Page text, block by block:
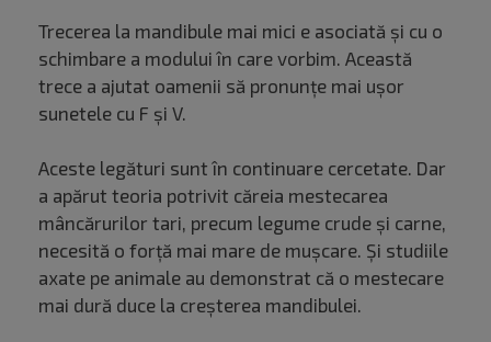
Trecerea la mandibule mai mici e asociată și cu o
schimbare a modului în care vorbim. Această
trece a ajutat oamenii să pronunțe mai ușor
sunetele cu F și V.
Aceste legături sunt în continuare cercetate. Dar
a apărut teoria potrivit căreia mestecarea
mâncărurilor tari, precum legume crude și carne,
necesită o forță mai mare de mușcare. Și studiile
axate pe animale au demonstrat că o mestecare
mai dură duce la creșterea mandibulei.